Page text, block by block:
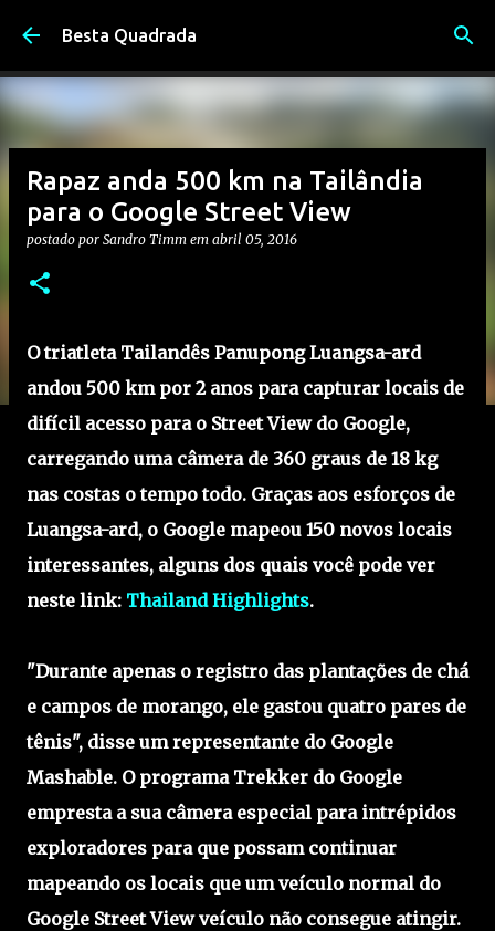
Pular para o conteúdo principal
Besta Quadrada
Rapaz anda 500 km na Tailândia
para o Google Street View
postado por Sandro Timm em abril 05, 2016
O triatleta Tailandês Panupong Luangsa-ard
andou 500 km por 2 anos para capturar locais de
difícil acesso para o Street View do Google,
carregando uma câmera de 360 graus de 18 kg
nas costas o tempo todo. Graças aos esforços de
Luangsa-ard, o Google mapeou 150 novos locais
interessantes, alguns dos quais você pode ver
neste link: Thailand Highlights.
"Durante apenas o registro das plantações de chá
e campos de morango, ele gastou quatro pares de
tênis", disse um representante do Google
Mashable. O programa Trekker do Google
empresta a sua câmera especial para intrépidos
exploradores para que possam continuar
mapeando os locais que um veículo normal do
Google Street View veículo não consegue atingir.